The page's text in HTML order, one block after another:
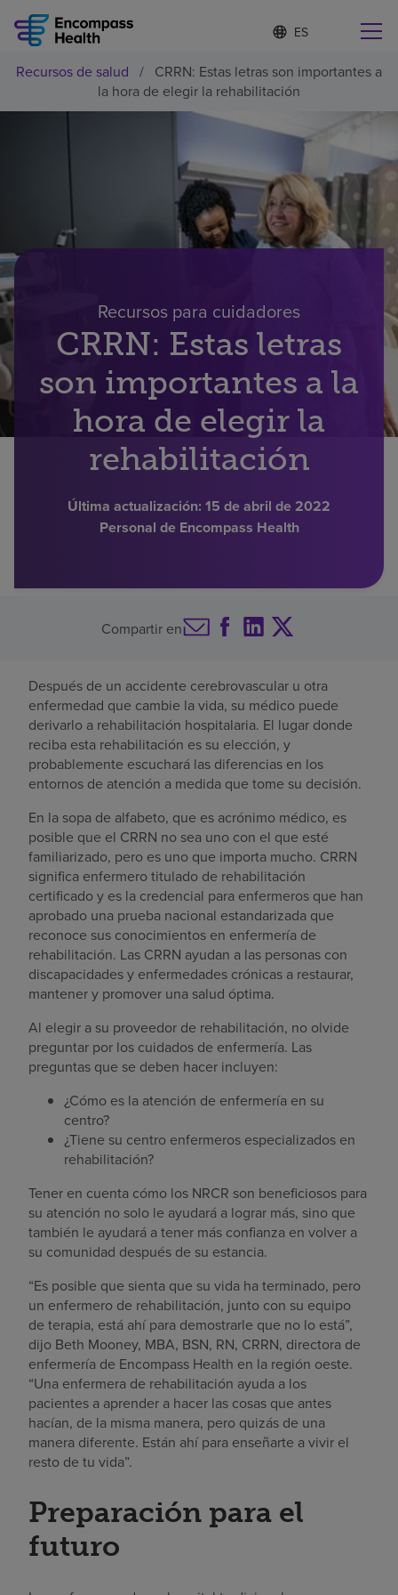
Lista
de
idiomas
contraída
d
o
m
e
c
c
i
o
o
Encuentre una localidad cerca de usted
Servicios de rehabilitación
Recursos de salud
Acerca de nosotros
Buscar un centro
Recursos de salud / CRRN: Estas letras son importantes a
la hora de elegir la rehabilitación
Recursos para cuidadores
CRRN: Estas letras
son importantes a la
hora de elegir la
rehabilitación
Última actualización: 15 de abril de 2022
Personal de Encompass Health
Compartir en
Después de un accidente cerebrovascular u otra
enfermedad que cambie la vida, su médico puede
derivarlo a rehabilitación hospitalaria. El lugar donde
reciba esta rehabilitación es su elección, y
probablemente escuchará las diferencias en los
entornos de atención a medida que tome su decisión.
En la sopa de alfabeto, que es acrónimo médico, es
posible que el CRRN no sea uno con el que esté
familiarizado, pero es uno que importa mucho. CRRN
significa enfermero titulado de rehabilitación
certificado y es la credencial para enfermeros que han
aprobado una prueba nacional estandarizada que
reconoce sus conocimientos en enfermería de
rehabilitación. Las CRRN ayudan a las personas con
discapacidades y enfermedades crónicas a restaurar,
mantener y promover una salud óptima.
Al elegir a su proveedor de rehabilitación, no olvide
preguntar por los cuidados de enfermería. Las
preguntas que se deben hacer incluyen:
¿Cómo es la atención de enfermería en su
centro?
¿Tiene su centro enfermeros especializados en
rehabilitación?
Tener en cuenta cómo los NRCR son beneficiosos para
su atención no solo le ayudará a lograr más, sino que
también le ayudará a tener más confianza en volver a
su comunidad después de su estancia.
“Es posible que sienta que su vida ha terminado, pero
un enfermero de rehabilitación, junto con su equipo
de terapia, está ahí para demostrarle que no lo está”,
dijo Beth Mooney, MBA, BSN, RN, CRRN, directora de
enfermería de Encompass Health en la región oeste.
“Una enfermera de rehabilitación ayuda a los
pacientes a aprender a hacer las cosas que antes
hacían, de la misma manera, pero quizás de una
manera diferente. Están ahí para enseñarte a vivir el
resto de tu vida”.
Preparación para el
futuro